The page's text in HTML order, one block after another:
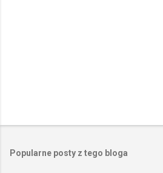
Popularne posty z tego bloga